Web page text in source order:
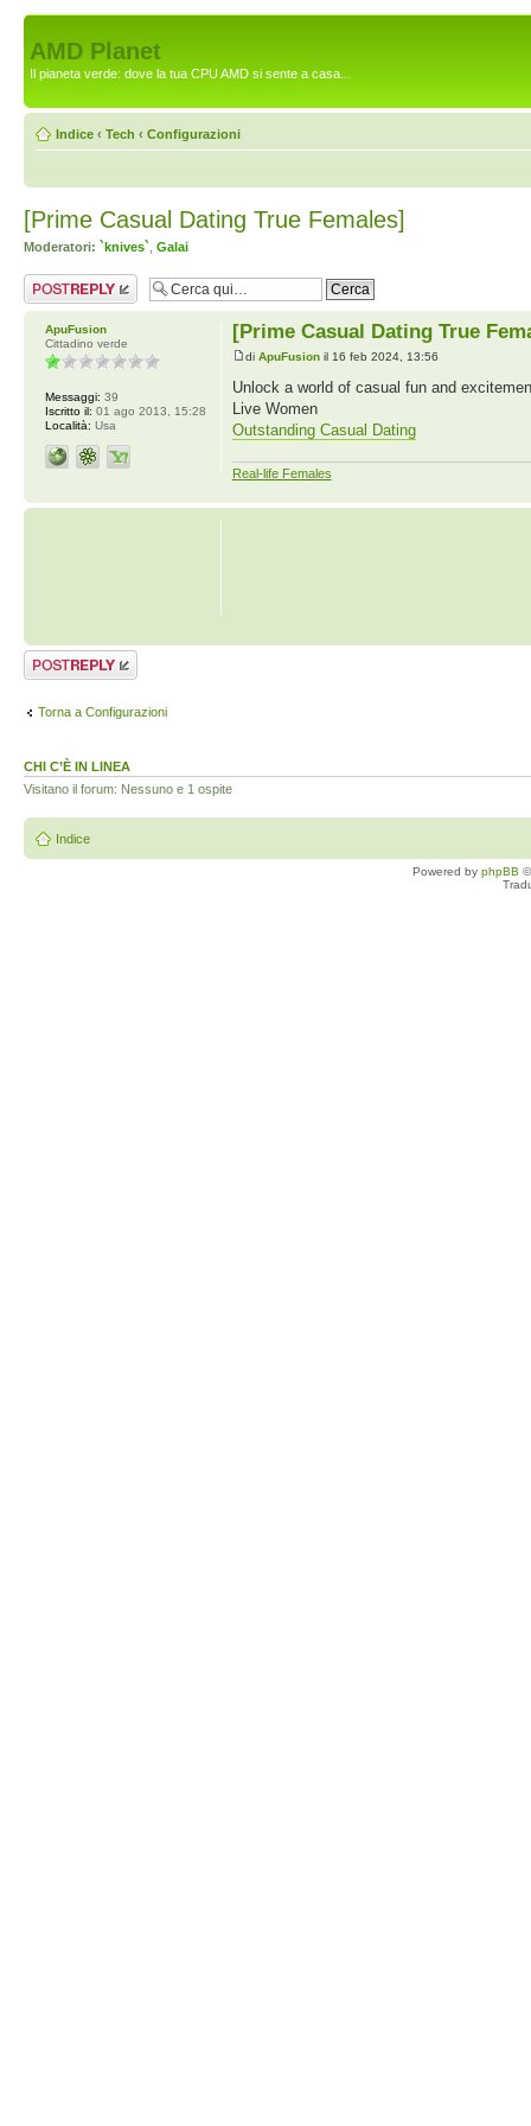
AMD Planet
Il pianeta verde: dove la tua CPU AMD si sente a casa...
Indice ‹ Tech ‹ Configurazioni
[Prime Сasual Dating True Females]
Moderatori: `knives` Galai
Rispondi al
messaggio
[Prime Сasual Dating True
di ApuFusionil 16 feb 2024, 13:56
Unlock a world of casual fun and
Live Women
Outstanding Сasual Dating
Real-life Females
ApuFusion
Cittadino verde
Messaggi: 39
Iscritto il: 01 ago 2013, 15:28
Località: Usa
Rispondi al
messaggio
Torna a Configurazioni
CHI C’È IN LINEA
Visitano il forum: Nessuno e 1 ospite
Indice
Powered by phpBB